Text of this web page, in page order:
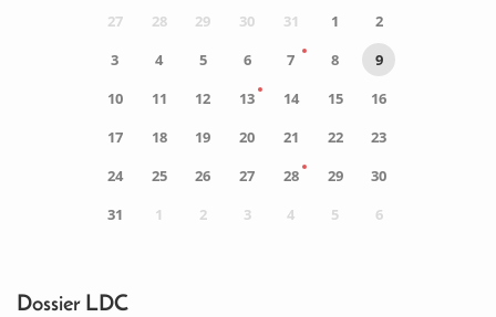
27 28 29 30 31 1
2
3
4 5 6 7 8
9
10
11 12 13 14 15
16
17
18 19 20 21 22
23
24
25 26 27 28 29
30
31
1 2 3 4 5 6
Dossier LDC